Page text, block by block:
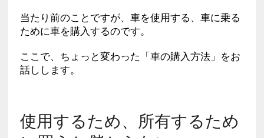
当たり前のことですが、車を使用する、車に乗る
ために車を購入するのです。
ここで、ちょっと変わった「車の購入方法」をお
話しします。
使用するため、所有するため